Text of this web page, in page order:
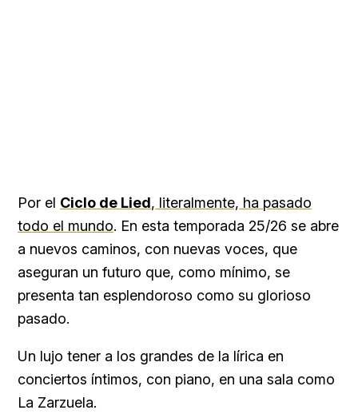
Por el Ciclo de Lied, literalmente, ha pasado
todo el mundo. En esta temporada 25/26 se abre
a nuevos caminos, con nuevas voces, que
aseguran un futuro que, como mínimo, se
presenta tan esplendoroso como su glorioso
pasado.
Un lujo tener a los grandes de la lírica en
conciertos íntimos, con piano, en una sala como
La Zarzuela.